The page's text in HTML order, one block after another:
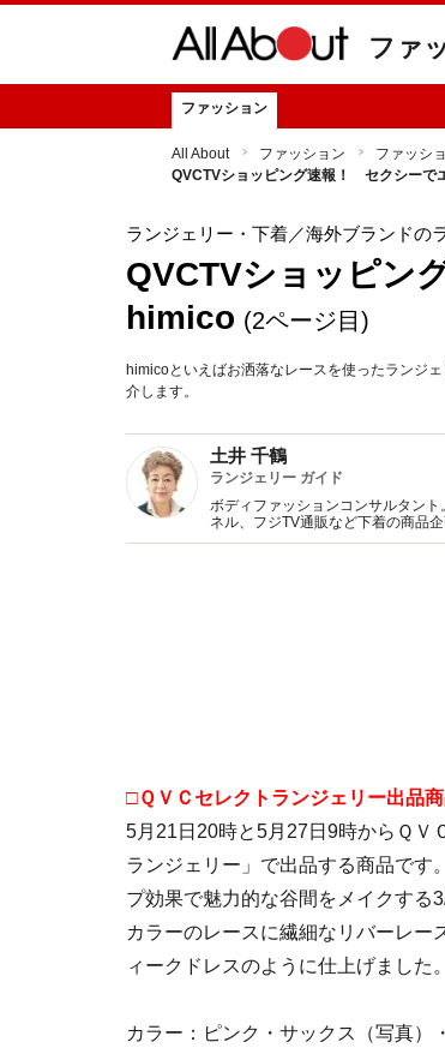
ファ
ファッション
All About ファッション ファッシ
QVCTVショッピング速報！ セクシーで
ランジェリー・下着／海外ブランドの
QVCTVショッピン
himico (2ページ目)
himicoといえばお洒落なレースを使ったランジ
介します。
土井 千鶴
ランジェリー ガイド
ボディファッションコンサルタン
ネル、フジTV通販など下着の商品
ションとランジェリー（下着）双
□ＱＶＣセレクトランジェリー出品
5月21日20時と5月27日9時からＱＶ
ランジェリー」で出品する商品です
プ効果で魅力的な谷間をメイクする
カラーのレースに繊細なリバーレー
ィークドレスのように仕上げました。
カラー：ピンク・サックス（写真）